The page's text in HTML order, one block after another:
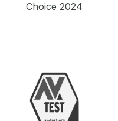
Choice 2024